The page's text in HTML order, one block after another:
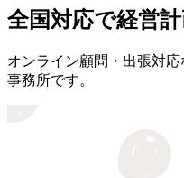
全国対応で経営
オンライン顧問・出張対
事務所です。